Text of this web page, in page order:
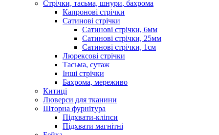
Стрічки, тасьма, шнури, бахрома
Капронові стрічки
Сатинові стрічки
Сатинові стрічки, 6мм
Сатинові стрічки, 25мм
Сатинові стрічки, 1см
Люрексові стрічки
Тасьма, сутаж
Інші стрічки
Бахрома, мереживо
Китиці
Люверси для тканини
Шторна фурнітура
Підхвати-кліпси
Підхвати магнітні